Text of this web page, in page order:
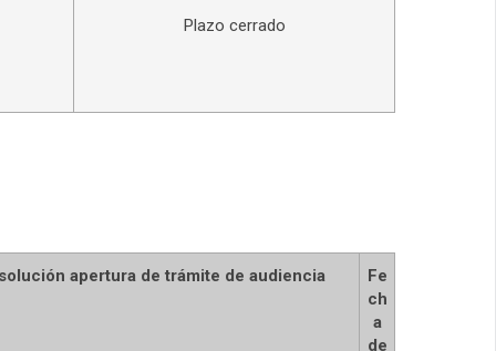
Plazo cerrado
apertura de trámite de audiencia
Fe
ch
a
de